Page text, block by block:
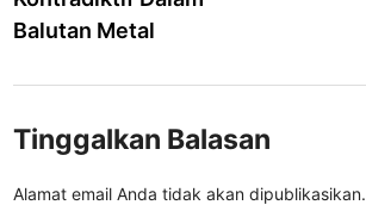
Balutan Metal
Tinggalkan Balasan
Alamat email Anda tidak akan dipublikasikan.